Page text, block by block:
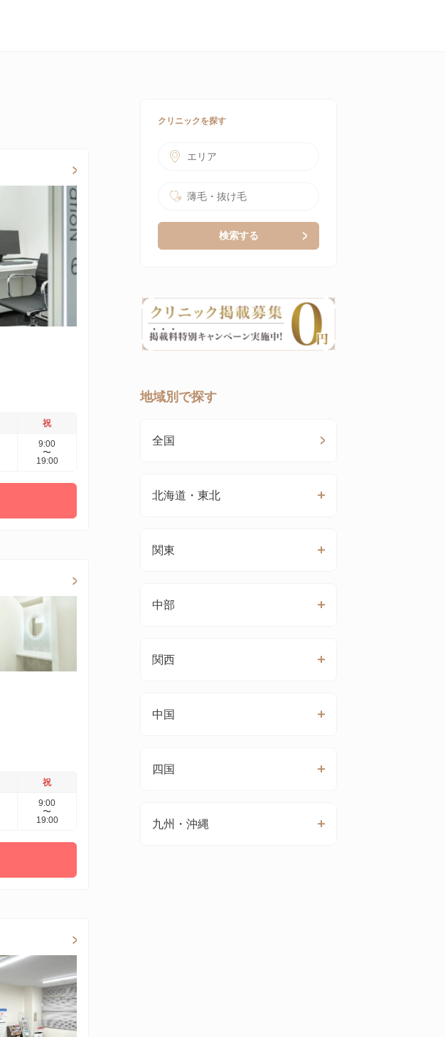
祝
9:00
〜
19:00
祝
9:00
〜
19:00
クリニックを探す
エリア
薄毛・抜け毛
検索する
地域別で探す
全国
北海道・東北
関東
中部
関西
中国
四国
九州・沖縄